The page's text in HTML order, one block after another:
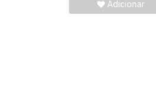
Adicionar